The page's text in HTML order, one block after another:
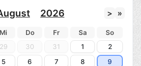
2026 > »
Mi Do Fr Sa
So
29 30 31 1
2
5 6 7 8
9